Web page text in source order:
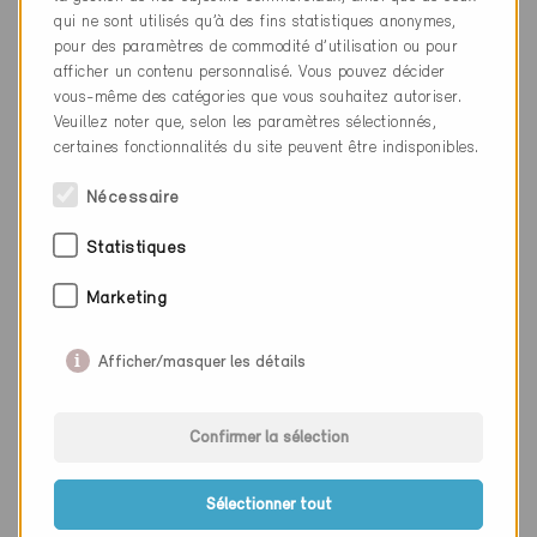
Canton Berne
Site web www.iseliundtrachsel.ch
Entreprise
Lieu
Entreprise Röthlisberger Zimmerei AG
NPA 3533
qui ne sont utilisés qu’à des fins statistiques anonymes,
pour des paramètres de commodité d’utilisation ou pour
afficher un contenu personnalisé. Vous pouvez décider
vous-même des catégories que vous souhaitez autoriser.
Veuillez noter que, selon les paramètres sélectionnés,
certaines fonctionnalités du site peuvent être indisponibles.
Nécessaire
Statistiques
Marketing
Afficher/masquer les détails
Confirmer la sélection
Sélectionner tout